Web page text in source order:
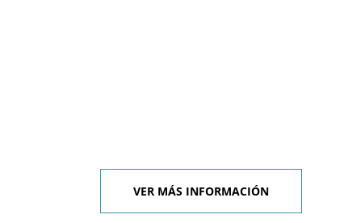
VER MÁS INFORMACIÓN